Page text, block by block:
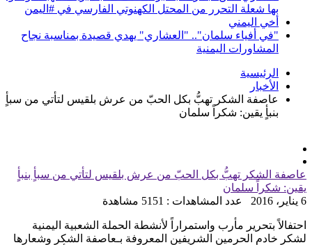
بها شعلة التحرر من المحتل الكهنوتي الفارسي في ‎#اليمن
أخي اليمني
"في أفياء سلمان".. "العشاري" يهدي قصيدة بمناسبة نجاح
المشاورات اليمنية
الرئيسية
الأخبار
عاصفة الشكر تهبُّ بكل الحبّ من عرش بلقيس لتأتي من سبأٍ
بنبأٍ يقين: شكراً سلمان
عاصفة الشكر تهبُّ بكل الحبّ من عرش بلقيس لتأتي من سبأٍ بنبأٍ
يقين: شكراً سلمان
6 يناير، 2016
عدد المشاهدات : 5151 مشاهدة
احتفالاً بتحرير مأرب واستمراراً لأنشطة الحملة الشعبية اليمنية
لشكر خادم الحرمين الشريفين المعروفة بـعاصفة الشكر وشعارها